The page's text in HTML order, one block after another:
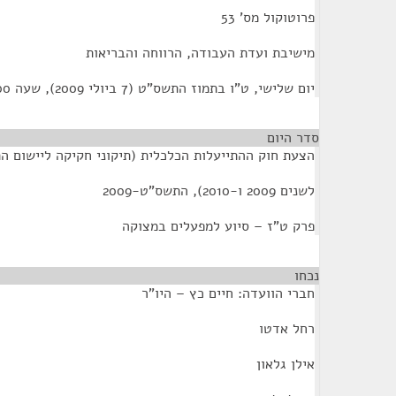
פרוטוקול מס' 53
מישיבת ועדת העבודה, הרווחה והבריאות
יום שלישי, ט"ו בתמוז התשס"ט (7 ביולי 2009), שעה 10:00
סדר היום
הצעת חוק ההתייעלות הכלכלית (תיקוני חקיקה ליישום
לשנים 2009 ו-2010), התשס"ט-2009
פרק ט"ז – סיוע למפעלים במצוקה
נכחו
חברי הוועדה: חיים כץ – היו"ר
רחל אדטו
אילן גלאון